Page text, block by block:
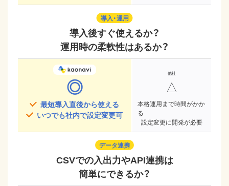
導入・運用
導入後すぐ使えるか？
運用時の柔軟性はあるか？
◎
最短導入直後から使える
いつでも社内で設定変更可
△
本格運用まで時間がかか
る
設定変更に開発が必要
データ連携
CSVでの入出力やAPI連携は
簡単にできるか？